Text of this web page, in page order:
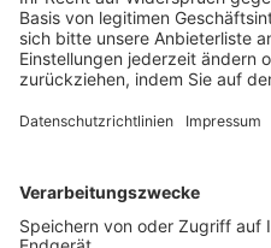
Login SpielPlus
FOLGE DEM BFV
TOP-VEREINE